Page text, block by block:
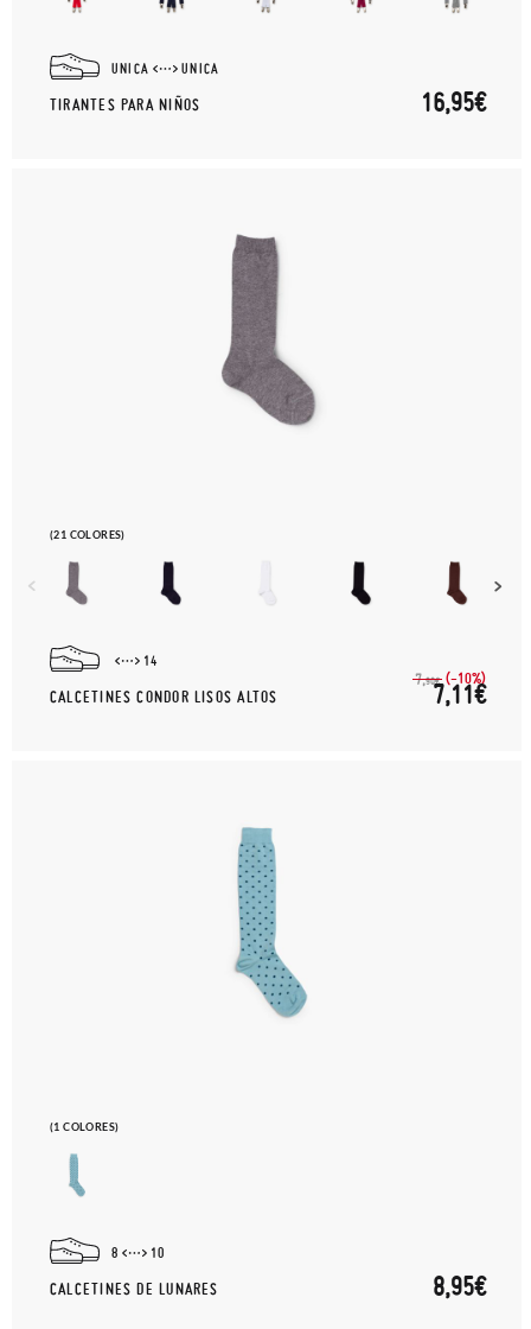
UNICA UNICA
TIRANTES PARA NIÑOS 16,95€
(21 COLORES)
14
CALCETINES CONDOR LISOS ALTOS
7,90€ (-10%)
7,11€
(1 COLORES)
8 10
CALCETINES DE LUNARES 8,95€